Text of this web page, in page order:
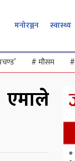
मनोरञ्जन स्वास्थ्य
#मौसम #
एमाले